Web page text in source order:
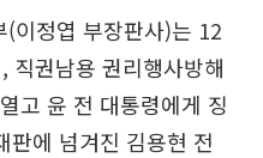
이정엽 부장판사)는 12
직권남용 권리행사방해
고 윤 전 대통령에게 징
판에 넘겨진 김용현 전